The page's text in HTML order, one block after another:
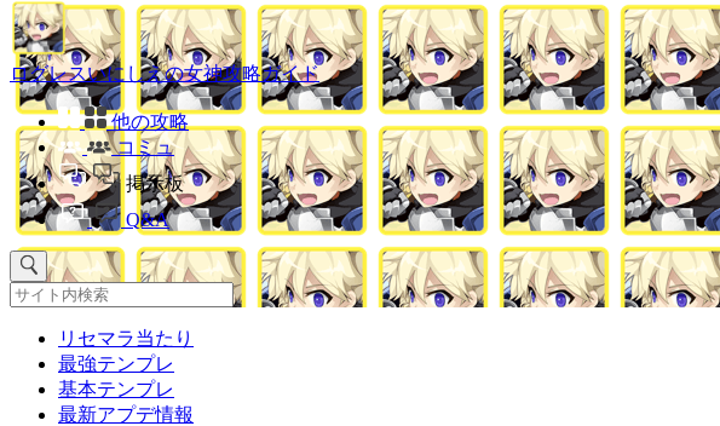
ログレスいにしえの女神攻略ガイド
他の攻略
コミュ
掲示板
Q&A
リセマラ当たり
最強テンプレ
基本テンプレ
最新アプデ情報